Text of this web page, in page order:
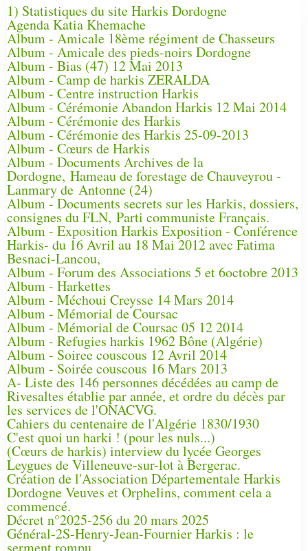
1) Statistiques du site Harkis Dordogne
Agenda Katia Khemache
Album - Amicale 18ème régiment de Chasseurs
Album - Amicale des pieds-noirs Dordogne
Album - Bias (47) 12 Mai 2013
Album - Camp de harkis ZERALDA
Album - Centre instruction Harkis
Album - Cérémonie Abandon Harkis 12 Mai 2014
Album - Cérémonie des Harkis
Album - Cérémonie des Harkis 25-09-2013
Album - Cœurs de Harkis
Album - Documents Archives de la
Dordogne, Hameau de forestage de Chauveyrou -
Lanmary de Antonne (24)
Album - Documents secrets sur les Harkis, dossiers,
consignes du FLN, Parti communiste Français.
Album - Exposition Harkis Exposition - Conférence
Harkis- du 16 Avril au 18 Mai 2012 avec Fatima
Besnaci-Lancou,
Album - Forum des Associations 5 et 6octobre 2013
Album - Harkettes
Album - Méchoui Creysse 14 Mars 2014
Album - Mémorial de Coursac
Album - Mémorial de Coursac 05 12 2014
Album - Refugies harkis 1962 Bône (Algérie)
Album - Soiree couscous 12 Avril 2014
Album - Soirée couscous 16 Mars 2013
A- Liste des 146 personnes décédées au camp de
Rivesaltes établie par année, et ordre du décès par
les services de l'ONACVG.
Cahiers du centenaire de l'Algérie 1830/1930
C'est quoi un harki ! (pour les nuls...)
(Cœurs de harkis) interview du lycée Georges
Leygues de Villeneuve-sur-lot à Bergerac.
Création de l'Association Départementale Harkis
Dordogne Veuves et Orphelins, comment cela a
commencé.
Décret n°2025-256 du 20 mars 2025
Général-2S-Henry-Jean-Fournier Harkis : le
serment rompu